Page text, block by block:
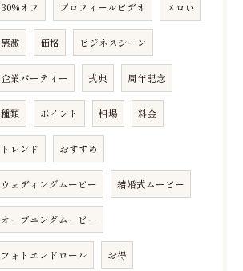
30%オフ プロフィールビデオ メロい
感激 価格 ビジネスシーン
企業パーティー 式典 周年記念
種類 ポイント 相場 料金
トレンド おすすめ
ウェディングムービー 結婚式ムービー
オープニングムービー
フォトエンドロール お得